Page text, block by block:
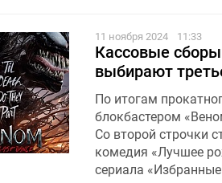
11 ноября 2024 11:33
Кассовые
выбирают
По итогам
блокбастером
Со второй строчки
комедия «Лучшее
сериала